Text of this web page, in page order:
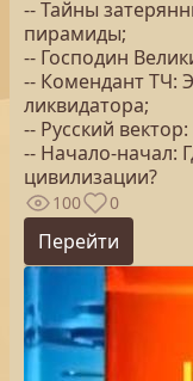
-- Тайны
пирамиды;
-- Господин
-- Комендант ТЧ:
ликвидатора;
-- Русский
-- Начало-начал:
цивилизации?
100 0
Перейти